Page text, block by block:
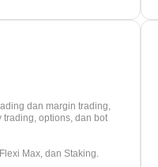
dan margin trading,
trading, options, dan bot
Max, dan Staking.